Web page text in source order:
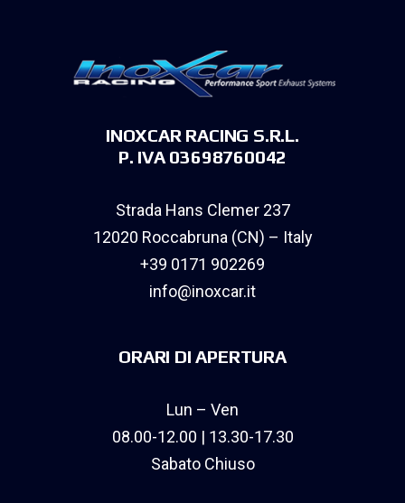
INOXCAR RACING S.R.L.
P. IVA 03698760042
Strada Hans Clemer 237
12020 Roccabruna (CN) – Italy
+39 0171 902269
info@inoxcar.it
ORARI DI APERTURA
Lun – Ven
08.00-12.00 | 13.30-17.30
Sabato Chiuso